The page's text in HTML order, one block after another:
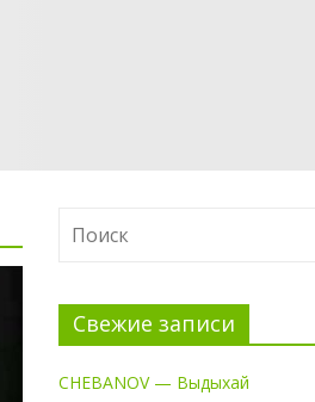
Свежие записи
CHEBANOV — Выдыхай